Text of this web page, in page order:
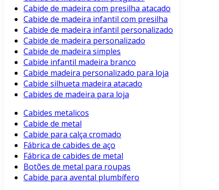
Cabide de madeira com presilha atacado
Cabide de madeira infantil com presilha
Cabide de madeira infantil personalizado
Cabide de madeira personalizado
Cabide de madeira simples
Cabide infantil madeira branco
Cabide madeira personalizado para loja
Cabide silhueta madeira atacado
Cabides de madeira para loja
Cabides metalicos
Cabide de metal
Cabide para calça cromado
Fábrica de cabides de aço
Fábrica de cabides de metal
Botões de metal para roupas
Cabide para avental plumbífero